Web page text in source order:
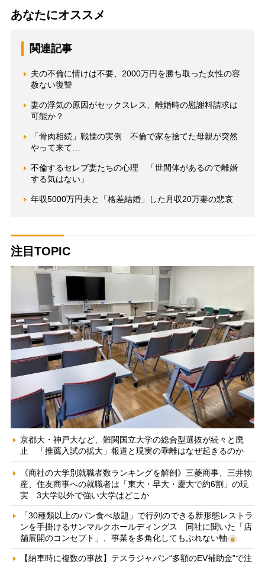
あなたにオススメ
関連記事
夫の不倫に情けは不要、2000万円を勝ち取った女性の容
赦ない復讐
妻の浮気の原因がセックスレス、離婚時の慰謝料請求は
可能か？
「骨肉相続」戦慄の実例 不倫で家を捨てた母親が突然
やって来て…
不倫するセレブ妻たちの心理 「世間体があるので離婚
する気はない」
年収5000万円夫と「格差結婚」した月収20万妻の悲哀
注目TOPIC
京都大・神戸大など、難関国立大学の総合型選抜が続々と廃
止 「推薦入試の拡大」報道と現実の乖離はなぜ起きるのか
《商社の大学別就職者数ランキングを解剖》三菱商事、三井物
産、住友商事への就職者は「東大・早大・慶大で約6割」の現
実 3大学以外で強い大学はどこか
「30種類以上のパン食べ放題」で行列のできる新形態レストラ
ンを手掛けるサンマルクホールディングス 同社に聞いた「店
舗展開のコンセプト」、事業を多角化してもぶれない軸
【納車時に複数の事故】テスラジャパン“多額のEV補助金”で注